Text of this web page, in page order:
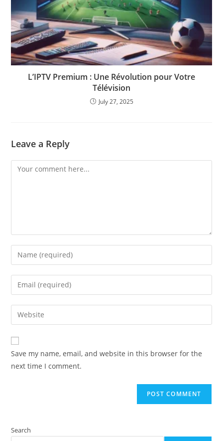
L’IPTV Premium : Une Révolution pour Votre
Télévision
July 27, 2025
Leave a Reply
Comment
Enter
your
name
comment
Enter
your
email
address
comment
Enter
your
website
URL
(optional)
Save my name, email, and website in this browser for the
next time I comment.
Search